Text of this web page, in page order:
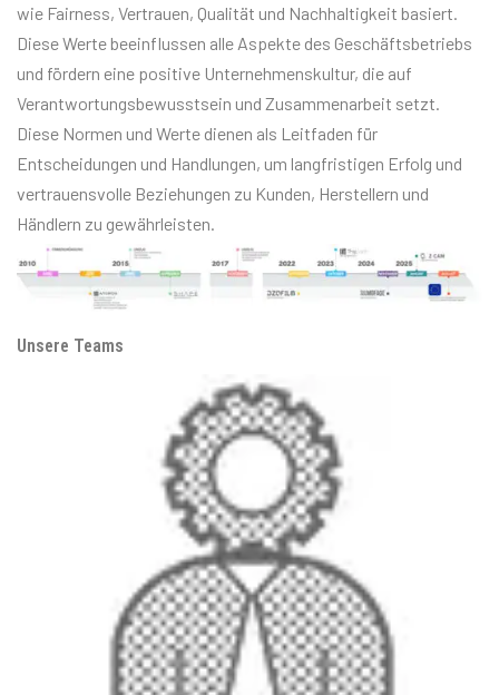
wie Fairness, Vertrauen, Qualität und Nachhaltigkeit basiert.
Diese Werte beeinflussen alle Aspekte des Geschäftsbetriebs
und fördern eine positive Unternehmenskultur, die auf
Verantwortungsbewusstsein und Zusammenarbeit setzt.
Diese Normen und Werte dienen als Leitfaden für
Entscheidungen und Handlungen, um langfristigen Erfolg und
vertrauensvolle Beziehungen zu Kunden, Herstellern und
Händlern zu gewährleisten.
Unsere Teams